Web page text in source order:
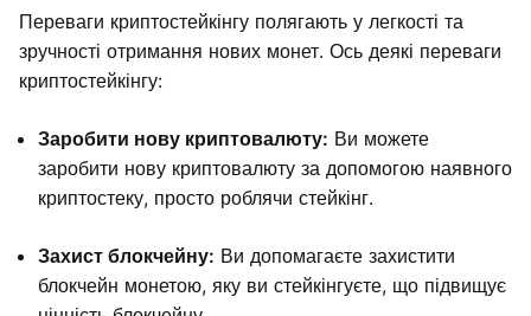
Переваги криптостейкінгу полягають у легкості та
зручності отримання нових монет. Ось деякі переваги
криптостейкінгу:
Заробити нову криптовалюту: Ви можете
заробити нову криптовалюту за допомогою наявного
криптостеку, просто роблячи стейкінг.
Захист блокчейну: Ви допомагаєте захистити
блокчейн монетою, яку ви стейкінгуєте, що підвищує